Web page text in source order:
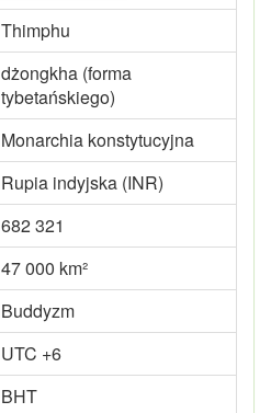
Thimphu
dżongkha (forma
tybetańskiego)
Monarchia konstytucyjna
Rupia indyjska (INR)
682 321
47 000 km²
Buddyzm
UTC +6
BHT